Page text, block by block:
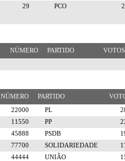
29 PCO
NÚMERO PARTIDO
NÚMERO PARTIDO
22000 PL
11550 PP
45888 PSDB
77700 SOLIDARIEDADE
44444 UNIÃO